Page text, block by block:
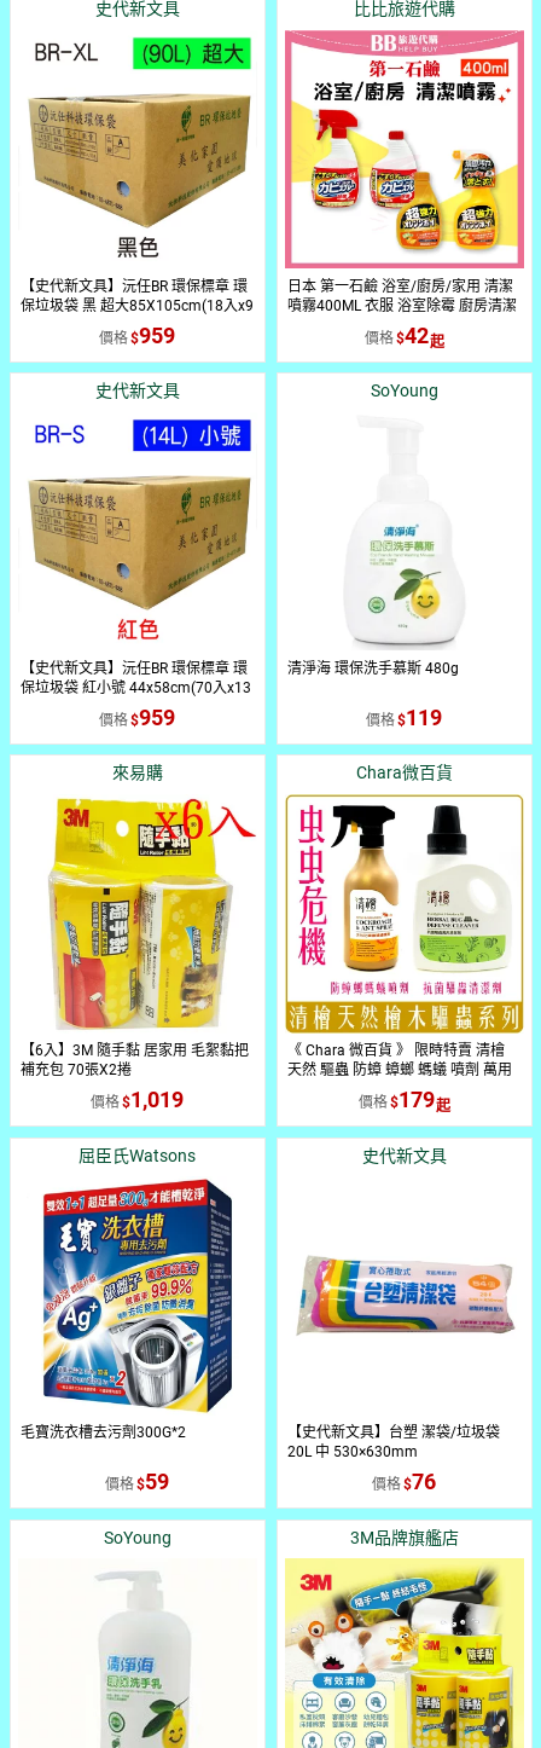
史代新文具
【史代新文具】沅任BR 環保標章 環
保垃圾袋 黑 超大85X105cm(18入x9
價格 959
比比旅遊代購
日本 第一石鹼 浴室/廚房/家用 清潔
噴霧400ML 衣服 浴室除霉 廚房清潔
柑橘 家用清潔✨現貨+預購✨
價格 42
史代新文具
【史代新文具】沅任BR 環保標章 環
保垃圾袋 紅小號 44x58cm(70入x13
價格 959
SoYoung
清淨海 環保洗手慕斯 480g
價格 119
來易購
【6入】3M 隨手黏 居家用 毛絮黏把
補充包 70張X2捲
價格
1,019
Chara微百貨
《 Chara 微百貨 》 限時特賣 清檜
天然 驅蟲 防蟑 蟑螂 螞蟻 噴劑 萬用
清潔劑 活氧泡泡 水垢 團購 批發
價格 179
屈臣氏Watsons
毛寶洗衣槽去污劑300G*2
價格 59
史代新文具
【史代新文具】台塑 潔袋/垃圾袋
20L 中 530×630mm
價格
76
SoYoung 3M品牌旗艦店